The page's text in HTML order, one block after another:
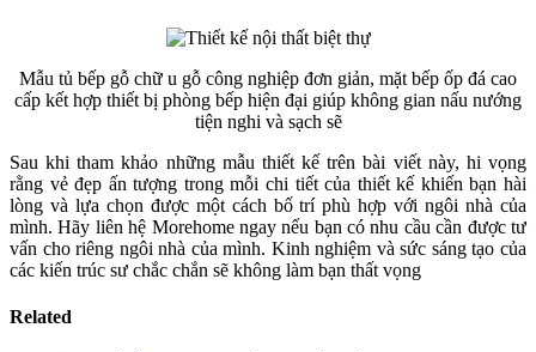
Mẫu tủ bếp gỗ chữ u gỗ công nghiệp đơn giản, mặt bếp ốp đá cao
cấp kết hợp thiết bị phòng bếp hiện đại giúp không gian nấu nướng
tiện nghi và sạch sẽ
Sau khi tham khảo những mẫu thiết kế trên bài viết này, hi vọng
rằng vẻ đẹp ấn tượng trong mỗi chi tiết của thiết kế khiến bạn hài
lòng và lựa chọn được một cách bố trí phù hợp với ngôi nhà của
mình. Hãy liên hệ Morehome ngay nếu bạn có nhu cầu cần được tư
vấn cho riêng ngôi nhà của mình. Kinh nghiệm và sức sáng tạo của
các kiến trúc sư chắc chắn sẽ không làm bạn thất vọng
Related